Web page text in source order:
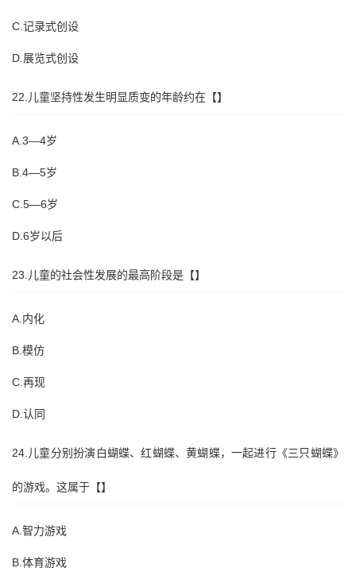
C.记录式创设
D.展览式创设
22.儿童坚持性发生明显质变的年龄约在【】
A.3—4岁
B.4—5岁
C.5—6岁
D.6岁以后
23.儿童的社会性发展的最高阶段是【】
A.内化
B.模仿
C.再现
D.认同
24.儿童分别扮演白蝴蝶、红蝴蝶、黄蝴蝶，一起进行《三只蝴蝶》
的游戏。这属于【】
A.智力游戏
B.体育游戏